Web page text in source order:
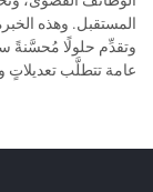
المستقبل. وهذه
وتقدِّم حلولًا مُحسَّنةً
عامة تتطلَّب تعديلاتٍ